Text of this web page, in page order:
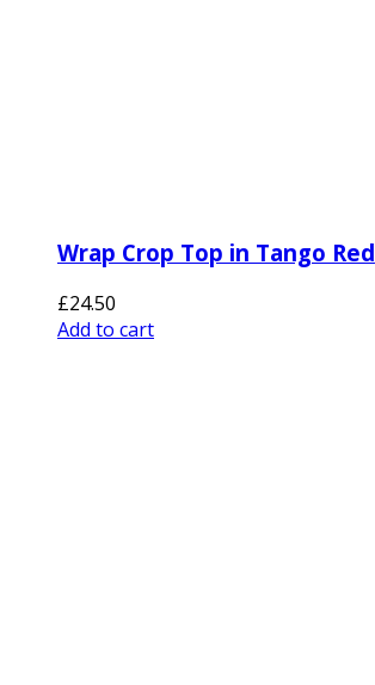
Wrap Crop Top in Tango Red
£24.50
Add to cart